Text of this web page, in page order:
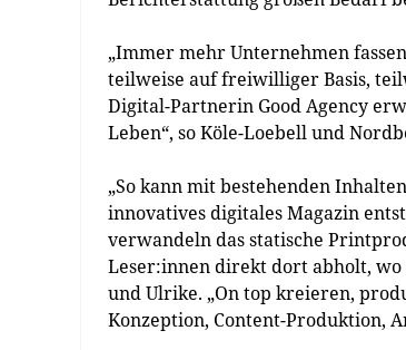
„Immer mehr Unternehmen
teilweise auf freiwilliger Basis,
Digital-Partnerin Good Agency
Leben“, so Köle-Loebell und
„So kann mit bestehenden
innovatives digitales Magazin
verwandeln das statische
Leser:innen direkt dort abholt, wo
und Ulrike. „On top kreieren,
Konzeption, Content-Produktion,